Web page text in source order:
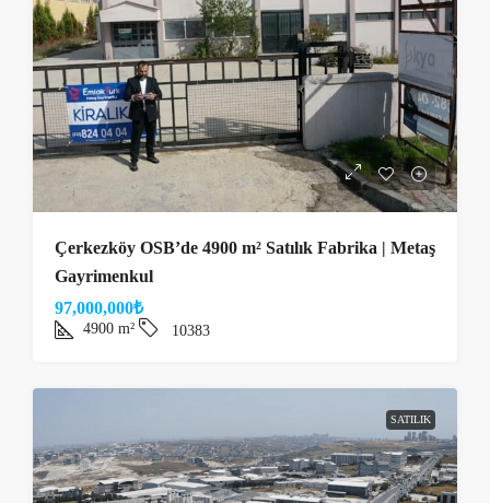
Çerkezköy OSB’de 4900 m² Satılık Fabrika | Metaş
Gayrimenkul
97,000,000₺
4900 m² 10383
SATILIK